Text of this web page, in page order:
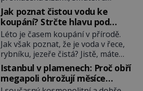
Máme se podobné obří vlny obávat
i v Evropě? Vznik tsunami si […]
vědomí konečnosti lidské existence.
Jsou ale výjimky, kde pohřební
plačky smutně žmoulají kapesníky
nikoli při smutečním obřadu, ale
při pohledu na výši vyměřené
podpory v nezaměstnanosti. Kam
vás pozveme? Unikátní hřbitov,
který si vysloužil název „Veselý“,
najdeme v rumunské vesnici
Jak poznat čistou vodu ke
koupání? Strčte hlavu pod
hladinu!
Léto je časem koupání v přírodě.
Jak však poznat, že je voda v řece,
rybníku, jezeře čistá? Jistě, máte
možnost využít informace
hygieniků či podrobit křížovému
výslechu provozovatele přírodního
Istanbul v plamenech: Proč obří
megapoli ohrožují měsíce
smaženého lilku?